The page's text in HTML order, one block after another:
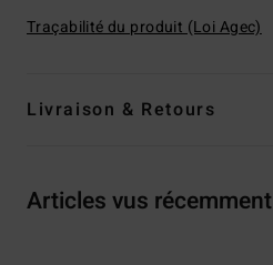
Traçabilité du produit (Loi Agec)
Livraison & Retours
Articles vus récemment